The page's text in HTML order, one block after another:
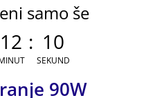
samo še
12 : 10
SEKUND
90W